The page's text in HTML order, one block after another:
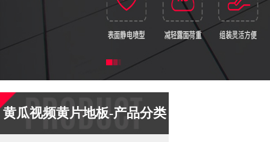
黄瓜视频黄片地板-产品分类